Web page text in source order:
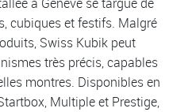
cubiques et festifs. Malgré
Swiss Kubik peut
très précis, capables
montres. Disponibles en
Multiple et Prestige,